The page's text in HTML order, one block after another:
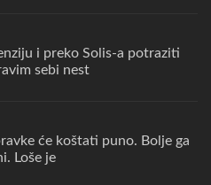
i preko Solis-a potraziti
sebi nest
će koštati puno. Bolje ga
Loše je